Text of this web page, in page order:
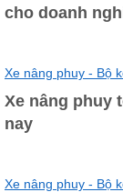
cho doanh
Xe nâng phuy - Bộ
Xe nâng phuy
nay
Xe nâng phuy - Bộ